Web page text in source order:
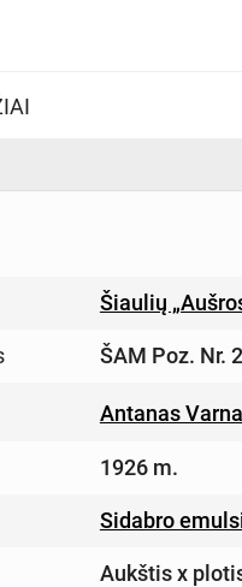
Šiaulių
ŠAM Poz. Nr.
Antanas
1926 m.
Sidabro
Aukštis x